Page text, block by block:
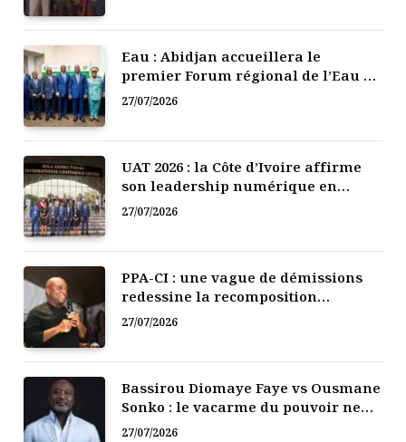
Eau : Abidjan accueillera le
premier Forum régional de l’Eau de
l’Afrique de l’Ouest
27/07/2026
UAT 2026 : la Côte d’Ivoire affirme
son leadership numérique en
Afrique
27/07/2026
PPA-CI : une vague de démissions
redessine la recomposition
politique
27/07/2026
Bassirou Diomaye Faye vs Ousmane
Sonko : le vacarme du pouvoir ne
doit pas faire oublier les liens de la
27/07/2026